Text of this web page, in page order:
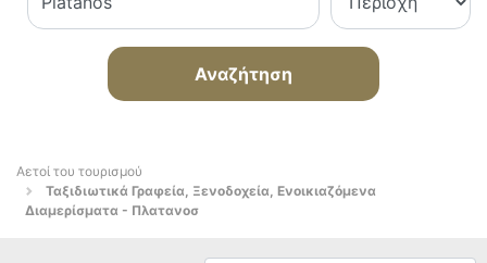
Αναζήτηση
Αετοί του τουρισμού
Ταξιδιωτικά Γραφεία, Ξενοδοχεία, Ενοικιαζόμενα
Διαμερίσματα - Πλατανοσ